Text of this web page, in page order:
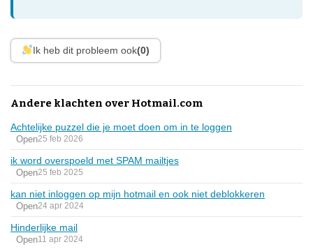
Ik heb dit probleem ook(0)
Andere klachten over Hotmail.com
Achtelijke puzzel die je moet doen om in te loggen
Open25 feb 2026
ik word overspoeld met SPAM mailtjes
Open25 feb 2025
kan niet inloggen op mijn hotmail en ook niet deblokkeren
Open24 apr 2024
Hinderlijke mail
Open11 apr 2024